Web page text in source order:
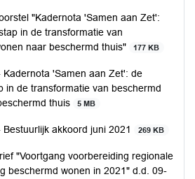
"Kadernota 'Samen aan Zet':
in de transformatie van
naar beschermd thuis"
177 KB
Kadernota 'Samen aan Zet': de
in de transformatie van beschermd
thuis
5 MB
Bestuurlijk akkoord juni 2021 269 KB
"Voortgang voorbereiding regionale
beschermd wonen in 2021" d.d. 09-